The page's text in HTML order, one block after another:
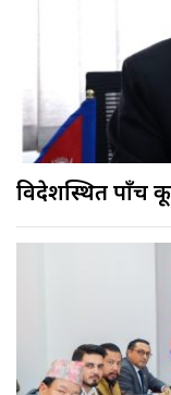
विदेशस्थित पाँच